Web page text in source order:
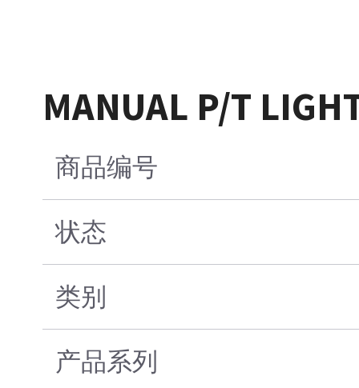
MANUAL P/T
商品编号
状态
类别
产品系列